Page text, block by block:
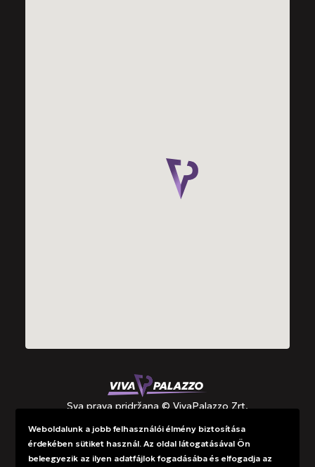
Sva prava pridržana © VivaPalazzo Zrt.
Potpore
Weboldalunk a jobb felhasználói élmény biztosítása
érdekében sütiket használ. Az oldal látogatásával Ön
beleegyezik az ilyen adatfájlok fogadásába és elfogadja az